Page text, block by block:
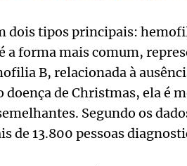
dois tipos principais:
a forma mais comum,
B, relacionada à
de Christmas, ela é
Segundo os
de 13.800 pessoas